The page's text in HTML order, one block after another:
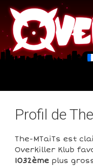
Aller
au
contenu
Aller
au
contenu
Profil de
The-MTaiTs est
Overkiller Klub
1032ème plus